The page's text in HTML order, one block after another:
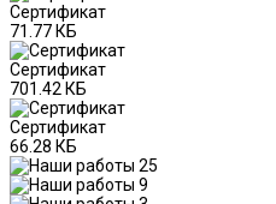
Сертификат
71.77 КБ
Сертификат
701.42 КБ
Сертификат
66.28 КБ